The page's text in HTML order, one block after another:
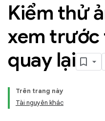
Kiểm thử
xem trước
quay lại
Trên trang này
Tài nguyên khác